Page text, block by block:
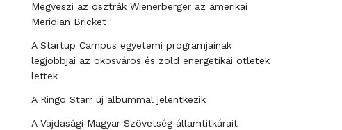
Megveszi az osztrák Wienerberger az amerikai
Meridian Bricket
A Startup Campus egyetemi programjainak
legjobbjai az okosváros és zöld energetikai ötletek
lettek
A Ringo Starr új albummal jelentkezik
A Vajdasági Magyar Szövetség államtitkárait